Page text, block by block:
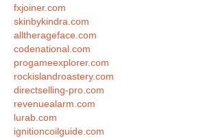
fxjoiner.com
skinbykindra.com
alltherageface.com
codenational.com
progameexplorer.com
rockislandroastery.com
directselling-pro.com
revenuealarm.com
lurab.com
ignitioncoilguide.com